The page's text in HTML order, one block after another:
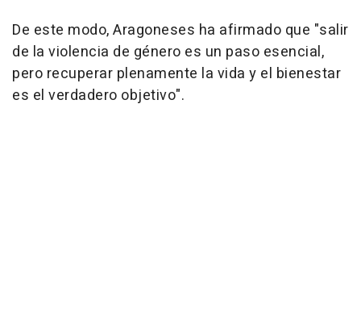
De este modo, Aragoneses ha afirmado que "salir
de la violencia de género es un paso esencial,
pero recuperar plenamente la vida y el bienestar
es el verdadero objetivo".